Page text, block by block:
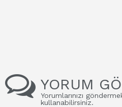
YORUM
Yorumlarınızı
kullanabilirsiniz.